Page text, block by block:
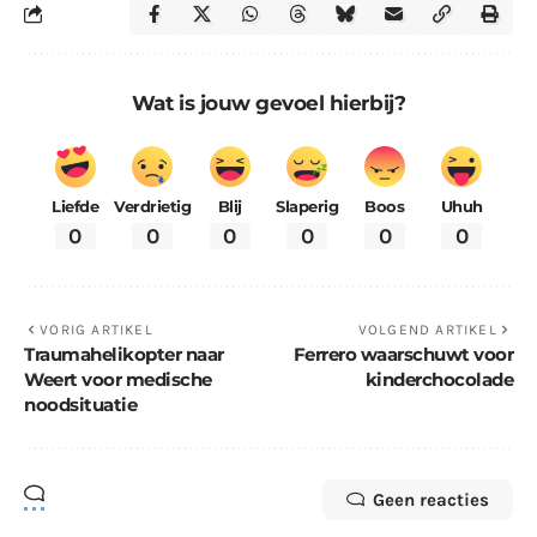
Wat is jouw gevoel hierbij?
Liefde
0
Verdrietig
0
Blij
0
Slaperig
0
Boos
0
Uhuh
0
VORIG ARTIKEL
Traumahelikopter naar
Weert voor medische
noodsituatie
VOLGEND ARTIKEL
Ferrero waarschuwt voor
kinderchocolade
Geen reacties